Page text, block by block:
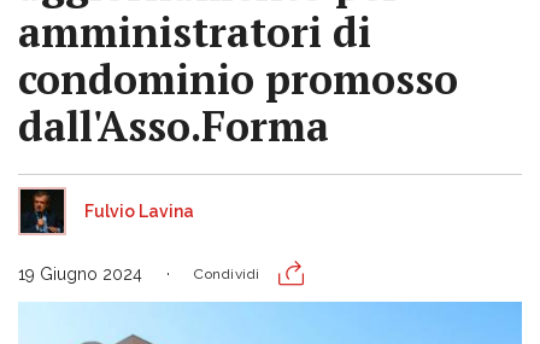
amministratori di
condominio promosso
dall'Asso.Forma
Fulvio Lavina
19 Giugno 2024 Condividi